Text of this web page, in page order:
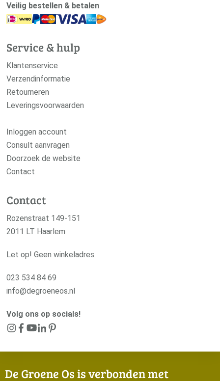
Veilig bestellen & betalen
Service & hulp
Klantenservice
Verzendinformatie
Retourneren
Leveringsvoorwaarden
Inloggen account
Consult aanvragen
Doorzoek de website
Contact
Contact
Rozenstraat 149-151
2011 LT Haarlem
Let op! Geen winkeladres.
023 534 84 69
info@degroeneos.nl
Volg ons op socials!
De Groene Os is verbonden met